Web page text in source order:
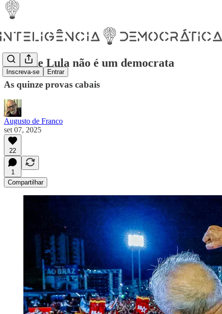
Inscreva-se Entrar
Por que Lula não é um democrata
As quinze provas cabais
Augusto de Franco
set 07, 2025
22
1
Compartilhar